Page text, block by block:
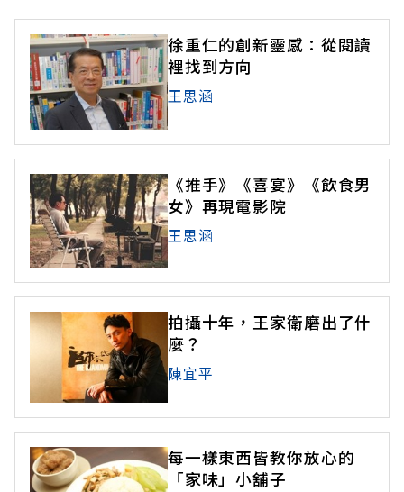
徐重仁的創新靈感：從閱讀
裡找到方向
王思涵
《推手》《喜宴》《飲食男
女》再現電影院
王思涵
拍攝十年，王家衛磨出了什
麼？
陳宜平
每一樣東西皆教你放心的
「家味」小舖子